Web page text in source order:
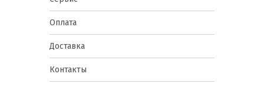
Оплата
Доставка
Контакты